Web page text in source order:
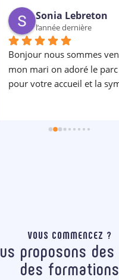
Sonia Lebreton
l’année dernière
nous sommes venus hier
on adoré le parc a un
accueil et la sympathie
VOUS COMMENCEZ ?
proposons
des formations